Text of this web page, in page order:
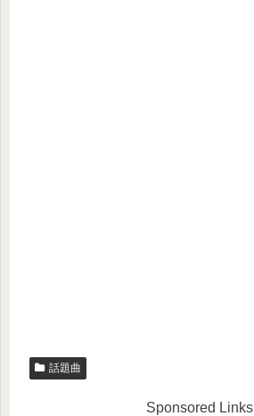
話題曲
Sponsored Links